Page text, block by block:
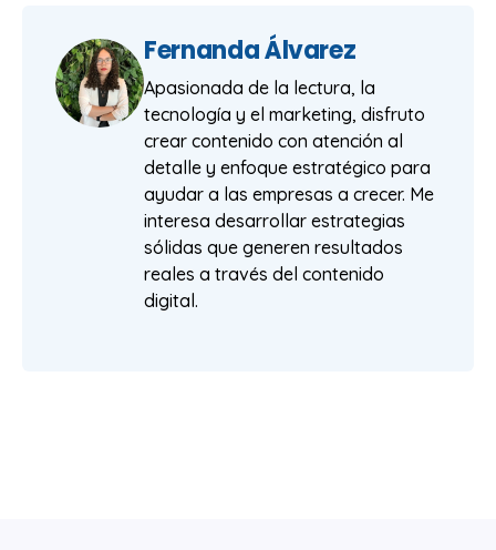
Fernanda Álvarez
Apasionada de la lectura, la
tecnología y el marketing, disfruto
crear contenido con atención al
detalle y enfoque estratégico para
ayudar a las empresas a crecer. Me
interesa desarrollar estrategias
sólidas que generen resultados
reales a través del contenido
digital.